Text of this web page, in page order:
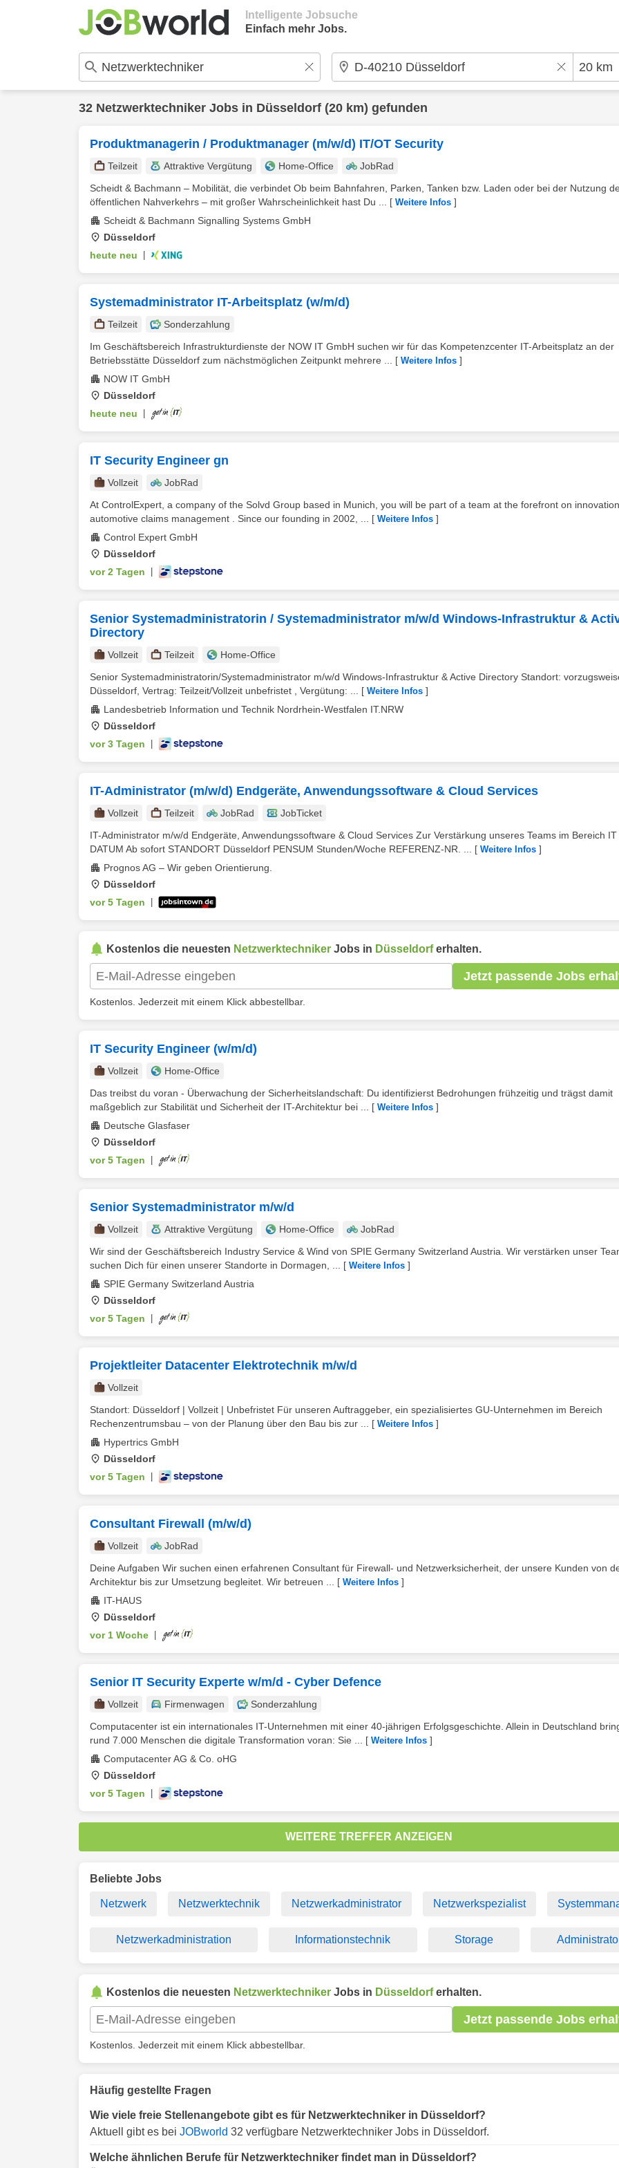
Intelligente Jobsuche
Einfach mehr Jobs.
32 Netzwerktechniker Jobs in Düsseldorf (20 km) gefunden
Produktmanagerin / Produktmanager (m/w/d) IT/OT Security
Teilzeit Attraktive Vergütung Home-Office
JobRad
Scheidt & Bachmann – Mobilität, die verbindet Ob beim Bahnfahren, Parken, Tanken bzw. Laden oder bei der Nutzung
öffentlichen Nahverkehrs – mit großer Wahrscheinlichkeit hast Du ...
[ Weitere Infos ]
Scheidt & Bachmann Signalling Systems GmbH
Düsseldorf
heute neu
Systemadministrator IT-Arbeitsplatz (w/m/d)
Teilzeit
Sonderzahlung
Im Geschäftsbereich Infrastrukturdienste der NOW IT GmbH suchen wir für das Kompetenzcenter IT-Arbeitsplatz an der
Betriebsstätte Düsseldorf zum nächstmöglichen Zeitpunkt mehrere ...
[ Weitere Infos ]
NOW IT GmbH
Düsseldorf
heute neu
IT Security Engineer gn
Vollzeit
JobRad
At ControlExpert, a company of the Solvd Group based in Munich, you will be part of a team at the forefront on
automotive claims management . Since our founding in 2002, ...
[ Weitere Infos ]
Control Expert GmbH
Düsseldorf
vor 2 Tagen
Senior Systemadministratorin / Systemadministrator m/w/d Windows-Infrastruktur &
Directory
Vollzeit Teilzeit
Home-Office
Senior Systemadministratorin/Systemadministrator m/w/d Windows-Infrastruktur & Active Directory Standort:
Düsseldorf, Vertrag: Teilzeit/Vollzeit unbefristet , Vergütung: ...
[ Weitere Infos ]
Landesbetrieb Information und Technik Nordrhein-Westfalen IT.NRW
Düsseldorf
vor 3 Tagen
IT-Administrator (m/w/d) Endgeräte, Anwendungssoftware & Cloud Services
Vollzeit Teilzeit JobRad
JobTicket
IT-Administrator m/w/d Endgeräte, Anwendungssoftware & Cloud Services Zur Verstärkung unseres Teams im Bereich IT
DATUM Ab sofort STANDORT Düsseldorf PENSUM Stunden/Woche REFERENZ-NR. ...
[ Weitere Infos ]
Prognos AG – Wir geben Orientierung.
Düsseldorf
vor 5 Tagen
Kostenlos die neuesten Netzwerktechniker Jobs in Düsseldorferhalten.
Jetzt passende Jobs
Kostenlos. Jederzeit mit einem Klick abbestellbar.
IT Security Engineer (w/m/d)
Vollzeit
Home-Office
Das treibst du voran - Überwachung der Sicherheitslandschaft: Du identifizierst Bedrohungen frühzeitig und trägst damit
maßgeblich zur Stabilität und Sicherheit der IT-Architektur bei ...
[ Weitere Infos ]
Deutsche Glasfaser
Düsseldorf
vor 5 Tagen
Senior Systemadministrator m/w/d
Vollzeit Attraktive Vergütung Home-Office
JobRad
Wir sind der Geschäftsbereich Industry Service & Wind von SPIE Germany Switzerland Austria. Wir verstärken unser
suchen Dich für einen unserer Standorte in Dormagen, ...
[ Weitere Infos ]
SPIE Germany Switzerland Austria
Düsseldorf
vor 5 Tagen
Projektleiter Datacenter Elektrotechnik m/w/d
Vollzeit
Standort: Düsseldorf | Vollzeit | Unbefristet Für unseren Auftraggeber, ein spezialisiertes GU-Unternehmen im Bereich
Rechenzentrumsbau – von der Planung über den Bau bis zur ...
[ Weitere Infos ]
Hypertrics GmbH
Düsseldorf
vor 5 Tagen
Consultant Firewall (m/w/d)
Vollzeit
JobRad
Deine Aufgaben Wir suchen einen erfahrenen Consultant für Firewall- und Netzwerksicherheit, der unsere Kunden von
Architektur bis zur Umsetzung begleitet. Wir betreuen ...
[ Weitere Infos ]
IT-HAUS
Düsseldorf
vor 1 Woche
Senior IT Security Experte w/m/d - Cyber Defence
Vollzeit Firmenwagen
Sonderzahlung
Computacenter ist ein internationales IT-Unternehmen mit einer 40-jährigen Erfolgsgeschichte. Allein in Deutschland
rund 7.000 Menschen die digitale Transformation voran: Sie ...
[ Weitere Infos ]
Computacenter AG & Co. oHG
Düsseldorf
vor 5 Tagen
WEITERE TREFFER ANZEIGEN
Beliebte Jobs
Netzwerk Netzwerktechnik Netzwerkadministrator Netzwerkspezialist
Netzwerkadministration Informationstechnik Storage
Kostenlos die neuesten Netzwerktechniker Jobs in Düsseldorferhalten.
Jetzt passende Jobs
Kostenlos. Jederzeit mit einem Klick abbestellbar.
Häufig gestellte Fragen
Wie viele freie Stellenangebote gibt es für Netzwerktechniker in Düsseldorf?
Aktuell gibt es bei JOBworld 32 verfügbare Netzwerktechniker Jobs in Düsseldorf.
Welche ähnlichen Berufe für Netzwerktechniker findet man in Düsseldorf?